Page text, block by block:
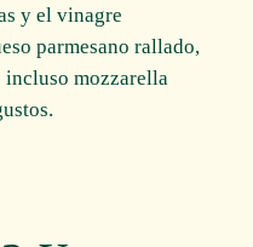
y el vinagre
parmesano rallado,
incluso mozzarella